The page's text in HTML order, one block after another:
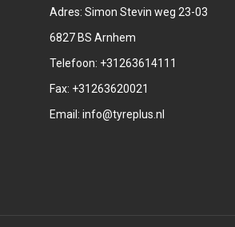
Adres: Simon Stevin weg 23-03
6827 BS Arnhem
Telefoon: +31263614111
Fax: +31263620021
Email: info@tyreplus.nl